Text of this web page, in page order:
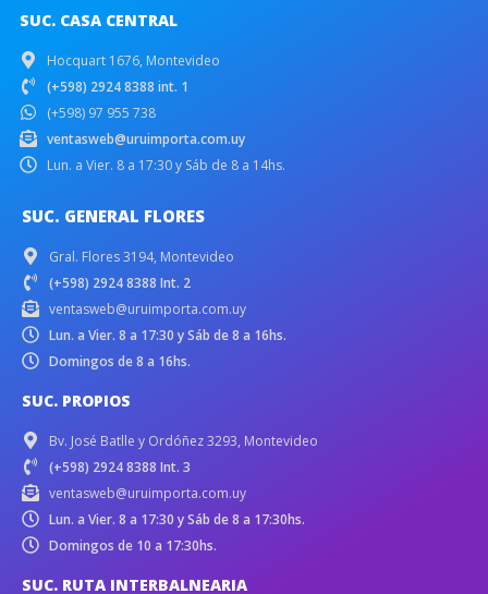
SUC. CASA CENTRAL
Hocquart 1676, Montevideo
(+598) 2924 8388 int. 1
(+598) 97 955 738
ventasweb@uruimporta.com.uy
Lun. a Vier. 8 a 17:30 y Sáb de 8 a 14hs.
SUC. GENERAL FLORES
Gral. Flores 3194, Montevideo
(+598) 2924 8388 Int. 2
ventasweb@uruimporta.com.uy
Lun. a Vier. 8 a 17:30 y Sáb de 8 a 16hs.
Domingos de 8 a 16hs.
SUC. PROPIOS
Bv. José Batlle y Ordóñez 3293, Montevideo
(+598) 2924 8388 Int. 3
ventasweb@uruimporta.com.uy
Lun. a Vier. 8 a 17:30 y Sáb de 8 a 17:30hs.
Domingos de 10 a 17:30hs.
SUC. RUTA INTERBALNEARIA